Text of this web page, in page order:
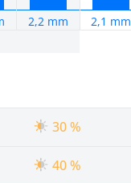
2,2 mm 2,1 mm
30 %
40 %